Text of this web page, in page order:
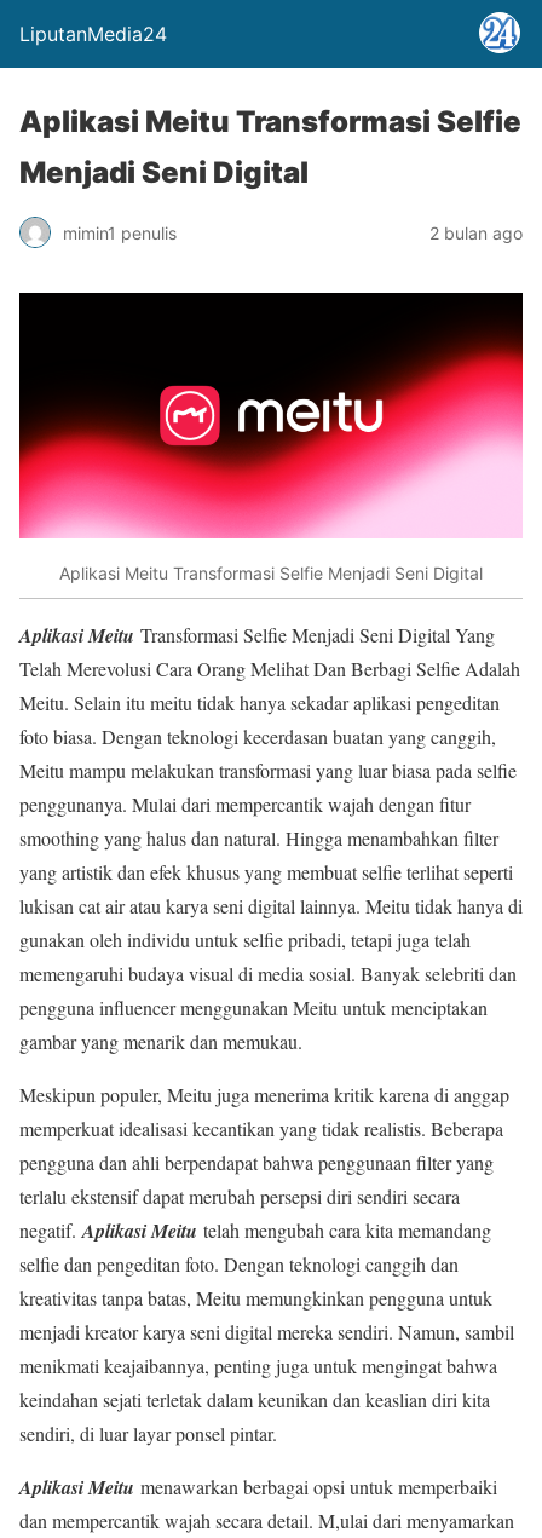
LiputanMedia24
Aplikasi Meitu Transformasi Selfie
Menjadi Seni Digital
mimin1 penulis 2 bulan ago
Aplikasi Meitu Transformasi Selfie Menjadi Seni Digital
Aplikasi Meitu Transformasi Selfie Menjadi Seni Digital Yang
Telah Merevolusi Cara Orang Melihat Dan Berbagi Selfie Adalah
Meitu. Selain itu meitu tidak hanya sekadar aplikasi pengeditan
foto biasa. Dengan teknologi kecerdasan buatan yang canggih,
Meitu mampu melakukan transformasi yang luar biasa pada selfie
penggunanya. Mulai dari mempercantik wajah dengan fitur
smoothing yang halus dan natural. Hingga menambahkan filter
yang artistik dan efek khusus yang membuat selfie terlihat seperti
lukisan cat air atau karya seni digital lainnya. Meitu tidak hanya di
gunakan oleh individu untuk selfie pribadi, tetapi juga telah
memengaruhi budaya visual di media sosial. Banyak selebriti dan
pengguna influencer menggunakan Meitu untuk menciptakan
gambar yang menarik dan memukau.
Meskipun populer, Meitu juga menerima kritik karena di anggap
memperkuat idealisasi kecantikan yang tidak realistis. Beberapa
pengguna dan ahli berpendapat bahwa penggunaan filter yang
terlalu ekstensif dapat merubah persepsi diri sendiri secara
negatif. Aplikasi Meitu telah mengubah cara kita memandang
selfie dan pengeditan foto. Dengan teknologi canggih dan
kreativitas tanpa batas, Meitu memungkinkan pengguna untuk
menjadi kreator karya seni digital mereka sendiri. Namun, sambil
menikmati keajaibannya, penting juga untuk mengingat bahwa
keindahan sejati terletak dalam keunikan dan keaslian diri kita
sendiri, di luar layar ponsel pintar.
Aplikasi Meitu menawarkan berbagai opsi untuk memperbaiki
dan mempercantik wajah secara detail. M,ulai dari menyamarkan